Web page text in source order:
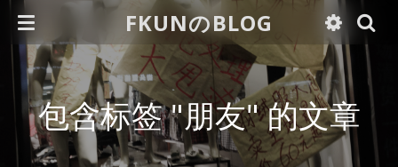
FKUNのBLOG
包含标签 "朋友" 的文章